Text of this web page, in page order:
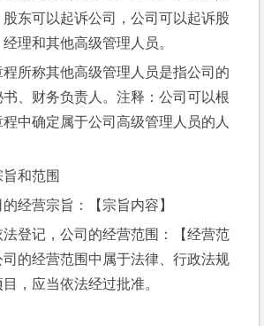
东可以起诉公司，公司可以起诉股
理和其他高级管理人员。
所称其他高级管理人员是指公司的
、财务负责人。注释：公司可以根
中确定属于公司高级管理人员的人
和范围
经营宗旨：【宗旨内容】
登记，公司的经营范围：【经营范
的经营范围中属于法律、行政法规
，应当依法经过批准。